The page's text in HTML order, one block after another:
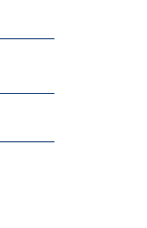
“VIEL ZU VIELE SCHÜLER, DIE GEMESSEN AN IHREN FÄHIGKEITEN GAR NICHT ANS GYMNASIUM GEHÖREN”